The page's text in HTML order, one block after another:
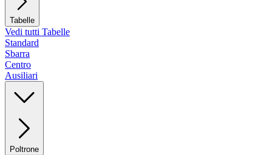
Tabelle
Vedi tutti Tabelle
Standard
Sbarra
Centro
Ausiliari
Poltrone